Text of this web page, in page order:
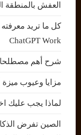
العفش بالمنطقة
كل ما تريد
ChatGPT Work
شرح أهم
مزايا وعيوب
لماذا يجب عليك
الصين تفرض